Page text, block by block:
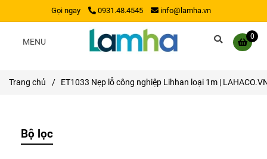
Gọi ngay 0931.48.4545 info@lamha.vn
0
MENU
Trang chủ / ET1033 Nẹp lỗ công nghiệp Lihhan loại 1m |
Bộ lọc